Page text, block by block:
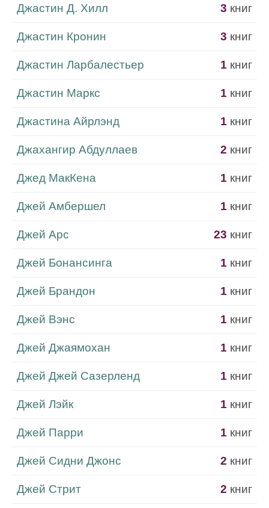
Джастин Д. Хилл 3 книг
Джастин Кронин 3 книг
Джастин Ларбалестьер 1 книг
Джастин Маркс 1 книг
Джастина Айрлэнд 1 книг
Джахангир Абдуллаев 2 книг
Джед МакКена 1 книг
Джей Амбершел 1 книг
Джей Арс 23 книг
Джей Бонансинга 1 книг
Джей Брандон 1 книг
Джей Вэнс 1 книг
Джей Джаямохан 1 книг
Джей Джей Сазерленд 1 книг
Джей Лэйк 1 книг
Джей Парри 1 книг
Джей Сидни Джонс 2 книг
Джей Стрит 2 книг